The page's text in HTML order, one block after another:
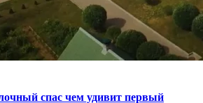
спас чем удивит первый